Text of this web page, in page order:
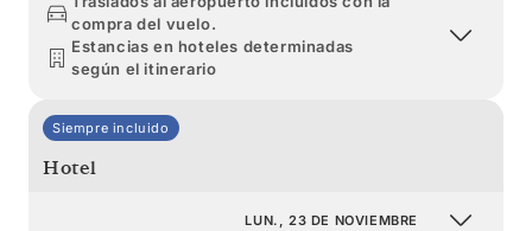
compra del vuelo.
Estancias en hoteles determinadas
según el itinerario
Siempre incluido
Hotel
LUN., 23 DE NOVIEMBRE